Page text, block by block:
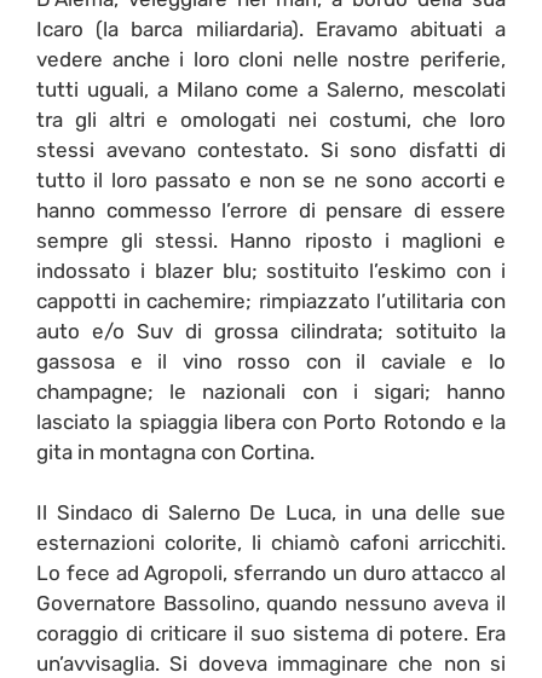
Icaro (la barca miliardaria). Eravamo abituati a
vedere anche i loro cloni nelle nostre periferie,
tutti uguali, a Milano come a Salerno, mescolati
tra gli altri e omologati nei costumi, che loro
stessi avevano contestato. Si sono disfatti di
tutto il loro passato e non se ne sono accorti e
hanno commesso l’errore di pensare di essere
sempre gli stessi. Hanno riposto i maglioni e
indossato i blazer blu; sostituito l’eskimo con i
cappotti in cachemire; rimpiazzato l’utilitaria con
auto e/o Suv di grossa cilindrata; sotituito la
gassosa e il vino rosso con il caviale e lo
champagne; le nazionali con i sigari; hanno
lasciato la spiaggia libera con Porto Rotondo e la
gita in montagna con Cortina.
Il Sindaco di Salerno De Luca, in una delle sue
esternazioni colorite, li chiamò cafoni arricchiti.
Lo fece ad Agropoli, sferrando un duro attacco al
Governatore Bassolino, quando nessuno aveva il
coraggio di criticare il suo sistema di potere. Era
un’avvisaglia. Si doveva immaginare che non si